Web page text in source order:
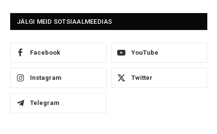
JÄLGI MEID SOTSIAALMEEDIAS
Facebook YouTube
Instagram Twitter
Telegram